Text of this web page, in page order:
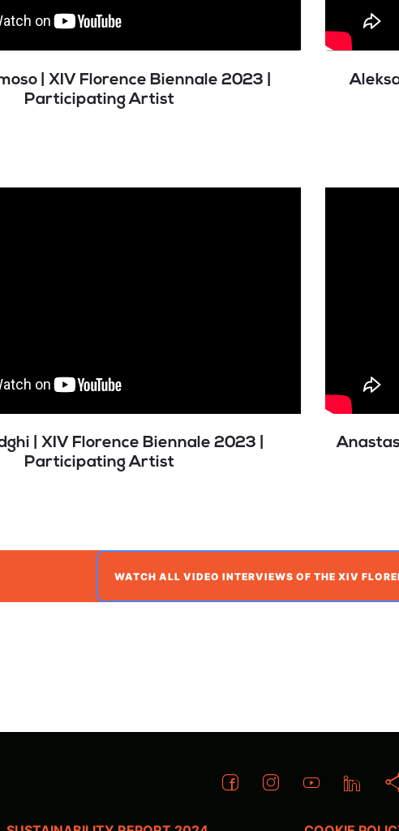
| XIV Florence Biennale 2023 |
Participating Artist
| XIV Florence Biennale 2023 |
Participating Artist
WATCH ALL VIDEO INTERVIEWS OF THE XIV